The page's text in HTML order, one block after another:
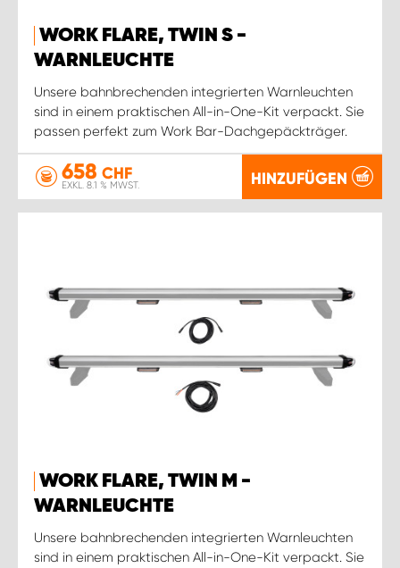
WORK FLARE, TWIN S -
WARNLEUCHTE
Unsere bahnbrechenden integrierten Warnleuchten
sind in einem praktischen All-in-One-Kit verpackt. Sie
passen perfekt zum Work Bar-Dachgepäckträger.
658 CHF
EXKL. 8.1 % MWST. HINZUFÜGEN
WORK FLARE, TWIN M -
WARNLEUCHTE
Unsere bahnbrechenden integrierten Warnleuchten
sind in einem praktischen All-in-One-Kit verpackt. Sie